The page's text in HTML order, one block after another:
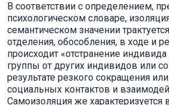
В соответствии с определением,
психологическом словаре,
семантическом значении
отделения, обособления, в ходе и
происходит «отстранение
группы от других индивидов или
результате резкого сокращения
социальных контактов и
Самоизоляция же